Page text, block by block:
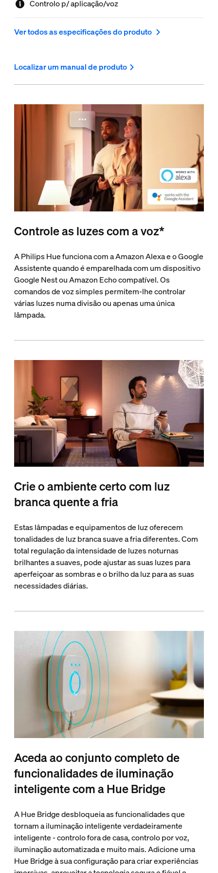
inteligente. Ainda mais funcionalidades com uma Hue
Bridge.
Controlo p/ aplicação/voz
Ver todos as especificações do produto
Localizar um manual de produto
Controle as luzes com a voz*
A Philips Hue funciona com a Amazon Alexa e o Google
Assistente quando é emparelhada com um dispositivo
Google Nest ou Amazon Echo compatível. Os
comandos de voz simples permitem-lhe controlar
várias luzes numa divisão ou apenas uma única
lâmpada.
Crie o ambiente certo com luz
branca quente a fria
Estas lâmpadas e equipamentos de luz oferecem
tonalidades de luz branca suave a fria diferentes. Com
total regulação da intensidade de luzes noturnas
brilhantes a suaves, pode ajustar as suas luzes para
aperfeiçoar as sombras e o brilho da luz para as suas
necessidades diárias.
Aceda ao conjunto completo de
funcionalidades de iluminação
inteligente com a Hue Bridge
A Hue Bridge desbloqueia as funcionalidades que
tornam a iluminação inteligente verdadeiramente
inteligente - controlo fora de casa, controlo por voz,
iluminação automatizada e muito mais. Adicione uma
Hue Bridge à sua configuração para criar experiências